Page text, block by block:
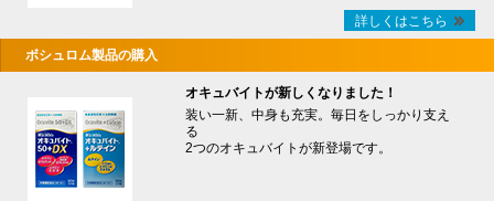
詳しくはこちら
ボシュロム製品の購入
オキュバイトが新しくなりました！
装い一新、中身も充実。毎日をしっかり支え
る
2つのオキュバイトが新登場です。